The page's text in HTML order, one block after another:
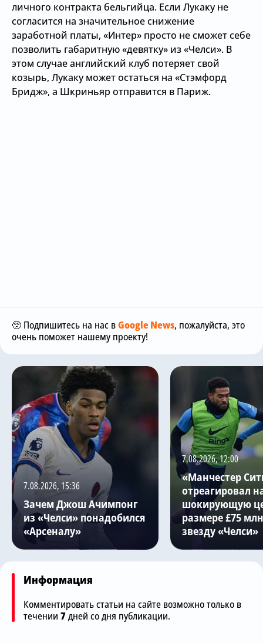
личного контракта бельгийца. Если Лукаку не
согласится на значительное снижение
заработной платы, «Интер» просто не сможет себе
позволить габаритную «девятку» из «Челси». В
этом случае английский клуб потеряет свой
козырь, Лукаку может остаться на «Стэмфорд
Бридж», а Шкриньяр отправится в Париж.
🥺 Подпишитесь на нас вGoogle News, пожалуйста, это
очень поможет нашему проекту!
7.08.2026, 15:36
Зачем Джош Ачимпонг
из «Челси» понадобился
«Арсеналу»
7.08.2026, 12:00
«Манчестер
отреагировал
шокирующую
размере £75
звезду «Челси»
Информация
Комментировать статьи на сайте возможно только в
течении 7дней со дня публикации.